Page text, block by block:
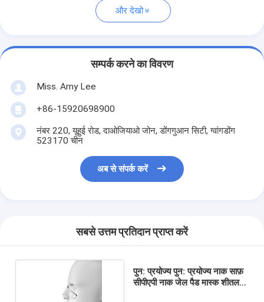
और देखो
सम्पर्क करने का विवरण
Miss. Amy Lee
+86-15920698900
नंबर 220, यूहुई रोड, दाओजियाओ जोन, डोंगगुआन सिटी, ग्वांगडोंग
523170 चीन
अब से संपर्क करें
सबसे उत्तम प्रतिदान प्राप्त करें
पुन: प्रयोज्य पुन: प्रयोज्य नाक साफ़
सीपीएपी नाक जेल पैड मास्क शीतल